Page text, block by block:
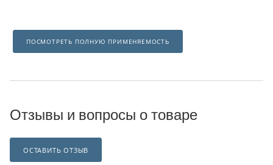
ПОСМОТРЕТЬ ПОЛНУЮ ПРИМЕНЯЕМОСТЬ
Отзывы и вопросы о товаре
ОСТАВИТЬ ОТЗЫВ